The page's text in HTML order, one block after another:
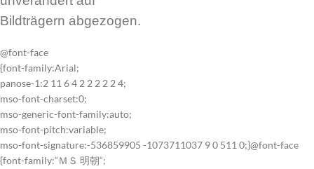
Bildträgern abgezogen.
@font-face
{font-family:Arial;
panose-1:2 11 6 4 2 2 2 2 2 4;
mso-font-charset:0;
mso-generic-font-family:auto;
mso-font-pitch:variable;
mso-font-signature:-536859905 -1073711037 9 0 511 0;}@font-face
{font-family:“ＭＳ 明朝“;